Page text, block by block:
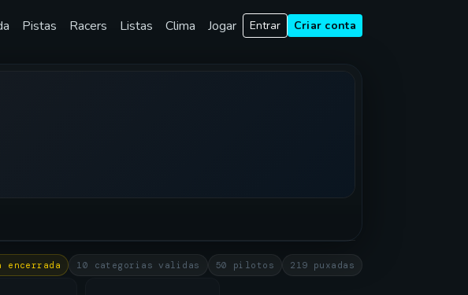
Pistas Racers Listas Clima Jogar Entrar Criar conta
encerrada 10 categorias validas 50 pilotos 219 puxadas